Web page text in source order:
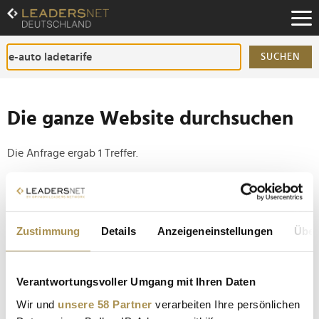
Zustimmung Details Anzeigeneinstellungen
Verantwortungsvoller Umgang mit Ihren Daten
Wir und unsere 58 Partner verarbeiten Ihre persönlichen
Zum
Inhalt
Zur
Fußzeilen-
Navigation
SUCHEN
Die ganze Website durchsuchen
Die Anfrage ergab 1 Treffer.
Tipp
Setzen Sie die gesuchten Wörter zwischen
Anführungszeichen: zb "Vorname Nachname".
Schnellladen an Autobahnen bis zu 62 Prozent
teurer